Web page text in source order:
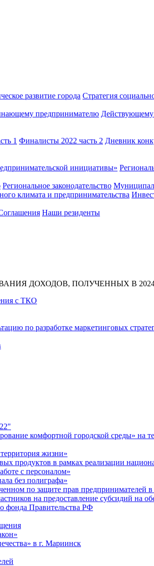
развитие города Стратегия
предпринимателю
1 Финалисты 2022 часть 2 Дневник
инициативы»
Региональное законодательство
климата и предпринимательства
Наши резиденты
ДОХОДОВ, ПОЛУЧЕННЫХ В
с ТКО
по разработке маркетинговых
комфортной городской среды» на
жизни»
продуктов в рамках реализации
с персоналом»
без полиграфа»
по защите прав предпринимателей
на предоставление субсидий
фонда Правительства РФ
в г. Мариинск